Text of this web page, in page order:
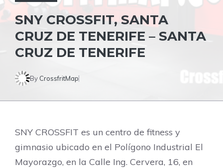
SNY CROSSFIT, SANTA
CRUZ DE TENERIFE – SANTA
CRUZ DE TENERIFE
By CrossfritMap
SNY CROSSFIT es un centro de fitness y
gimnasio ubicado en el Polígono Industrial El
Mayorazgo, en la Calle Ing. Cervera, 16, en